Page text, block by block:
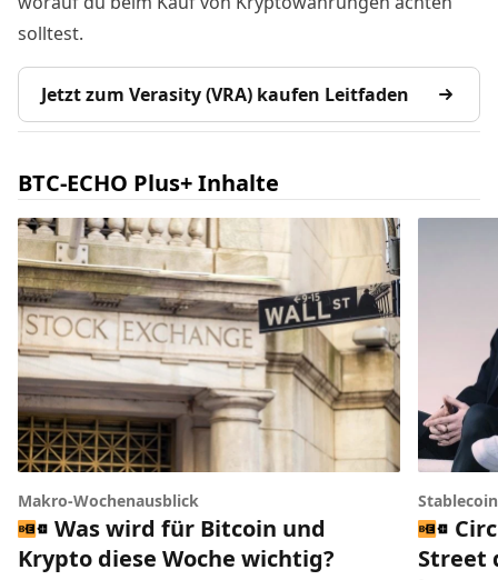
solltest.
Jetzt zum Verasity (VRA) kaufen Leitfaden
BTC-ECHO Plus+ Inhalte
Makro-Wochenausblick
Was wird für Bitcoin und
Krypto diese Woche wichtig?
Street